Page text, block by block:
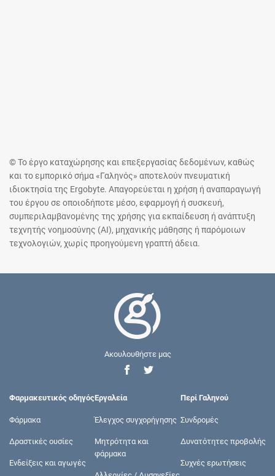
© Το έργο καταχώρησης και επεξεργασίας δεδομένων, καθώς
και το εμπορικό σήμα «Γαληνός» αποτελούν πνευματική
ιδιοκτησία της Ergobyte. Απαγορεύεται η χρήση ή αναπαραγωγή
του έργου σε οποιοδήποτε μέσο, εφαρμογή ή συσκευή,
συμπεριλαμβανομένης της χρήσης για εκπαίδευση ή ανάπτυξη
τεχνητής νοημοσύνης (AI), μηχανικής μάθησης ή παρόμοιων
τεχνολογιών, χωρίς προηγούμενη γραπτή άδεια.
Ακουλουθήστε μας
Φαρμακευτικός οδηγός
Φάρμακα
Δραστικές ουσίες
Ενδείξεις και αγωγές
Εργαλεία
Έλεγχος συγχορήγησης
Μητρότητα και
φάρμακα
Περί Γαληνού
Συνδρομές
Δυνατότητες προβολής
Συχνές ερωτήσεις